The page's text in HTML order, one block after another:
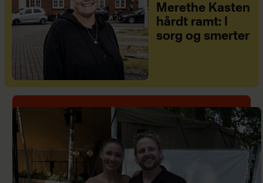
Merethe Kasten
hårdt ramt: I
sorg og smerter